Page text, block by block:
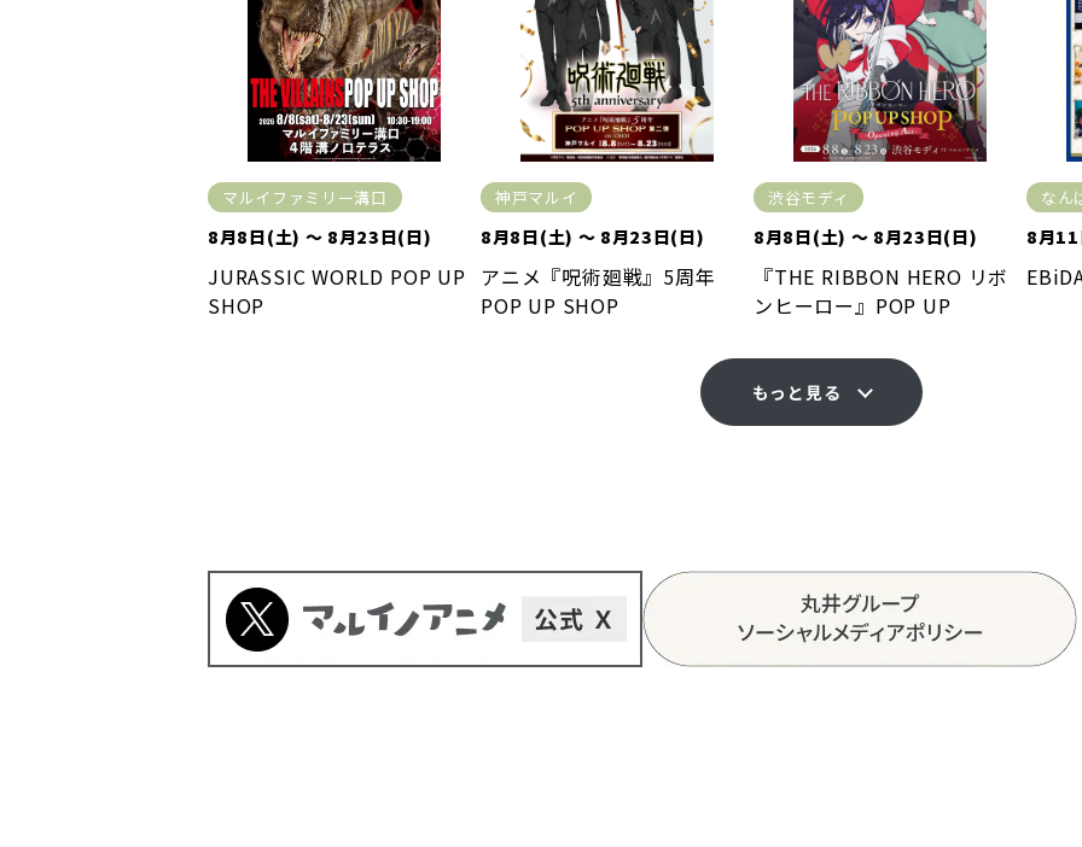
マルイファミリー溝口
8月8日(土) ～ 8月23日(日)
JURASSIC WORLD POP UP
SHOP
神戸マルイ
8月8日(土) ～ 8月23日(日)
アニメ『呪術廻戦』5周年
POP UP SHOP
渋谷モディ
8月8日(土) ～ 8月23日(日)
『THE RIBBON HERO リボ
ンヒーロー』POP UP
なん
8月
もっと見る